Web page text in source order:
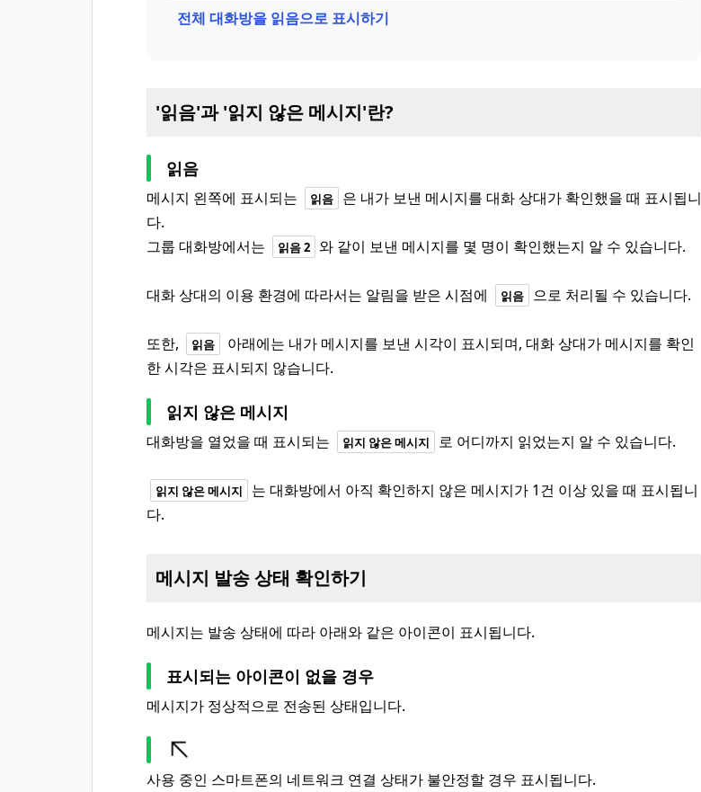
전체 대화방을 읽음으로 표시하기
'읽음'과 '읽지 않은 메시지'란?
읽음
메시지 왼쪽에 표시되는 읽음
은 내가 보낸 메시지를 대화 상대가 확인했을 때 표시됩니
다.
그룹 대화방에서는
읽음 2 와 같이 보낸 메시지를 몇 명이 확인했는지 알 수 있습니다.
대화 상대의 이용 환경에 따라서는 알림을 받은 시점에 읽음 으로 처리될 수 있습니다.
또한, 읽음
아래에는 내가 메시지를 보낸 시각이 표시되며, 대화 상대가 메시지를 확인
한 시각은 표시되지 않습니다.
읽지 않은 메시지
대화방을 열었을 때 표시되는 읽지 않은 메시지 로 어디까지 읽었는지 알 수 있습니다.
읽지 않은 메시지
는 대화방에서 아직 확인하지 않은 메시지가 1건 이상 있을 때 표시됩니
다.
메시지 발송 상태 확인하기
메시지는 발송 상태에 따라 아래와 같은 아이콘이 표시됩니다.
표시되는 아이콘이 없을 경우
메시지가 정상적으로 전송된 상태입니다.
사용 중인 스마트폰의 네트워크 연결 상태가 불안정할 경우 표시됩니다.